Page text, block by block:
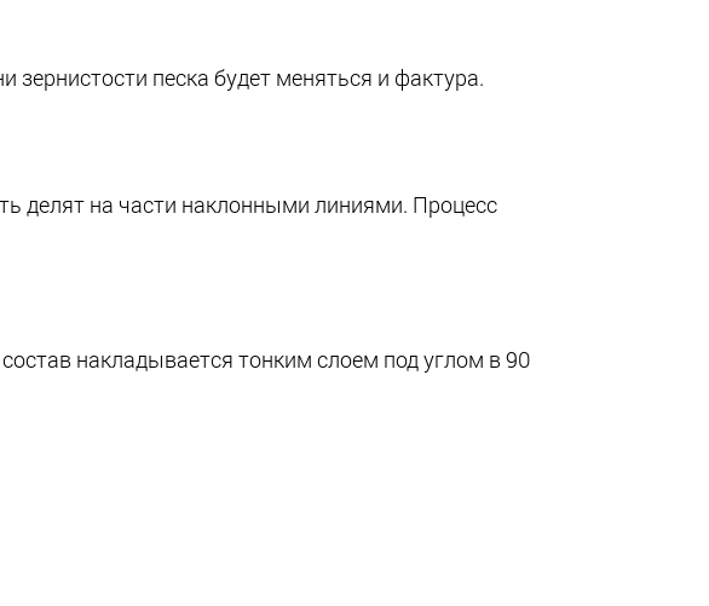
песка будет меняться и фактура.
делят на части наклонными линиями. Процесс
накладывается тонким слоем под углом в 90